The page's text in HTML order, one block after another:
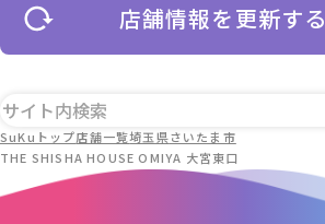
店舗情報を更新する
SuKuトップ店舗一覧埼玉県さいたま市
THE SHISHA HOUSE OMIYA 大宮東口